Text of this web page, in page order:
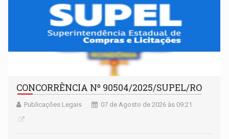
CONCORRÊNCIA Nº 90504/2025/SUPEL/RO
Publicações Legais 07 de Agosto de 2026 às 09:21